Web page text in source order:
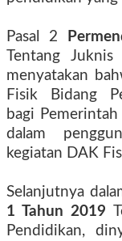
Pasal 2
Tentang
menyatakan
Fisik
Bidang
bagi Pemerintah
dalam
kegiatan DAK
Selanjutnya
1 Tahun 2019
Pendidikan,